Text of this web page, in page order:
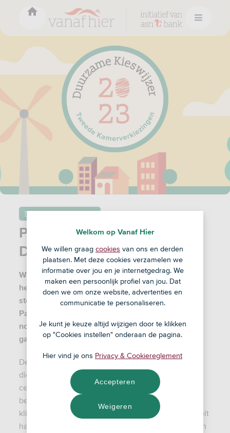
Partijpagina Partij voor de
Dieren
Duurzame kieswijzer
Waar staat de Partij voor de Dieren voor? En hoe
heeft de partij gereageerd op onze duurzame
stellingen? Je leest het hieronder. Zo weet jij of de
Partij voor de Dieren dé partij is waar jij 22
november bij de Tweede Kamerverkiezingen op
gaat stemmen.
De Partij voor de Dieren is de eerste politieke partij
die niet de kortetermijnbelangen van de mens
centraal zet, maar de gehele planeet en ál haar
bewoners. De huidige crises op het gebied van
klimaat, voedsel, economie, energie en biodiversiteit
hangen met elkaar samen en kunnen dus ook alleen
Welkom op Vanaf Hier
We willen graag cookies van ons en derden
plaatsen. Met deze cookies verzamelen we
informatie over jou en je internetgedrag. We
maken een persoonlijk profiel van jou. Dat
doen we om onze website, advertenties en
communicatie te personaliseren.
Je kunt je keuze altijd wijzigen door te klikken
op "Cookies instellen" onderaan de pagina.
Hier vind je ons Privacy & Cookiereglement
Weigeren
Accepteren